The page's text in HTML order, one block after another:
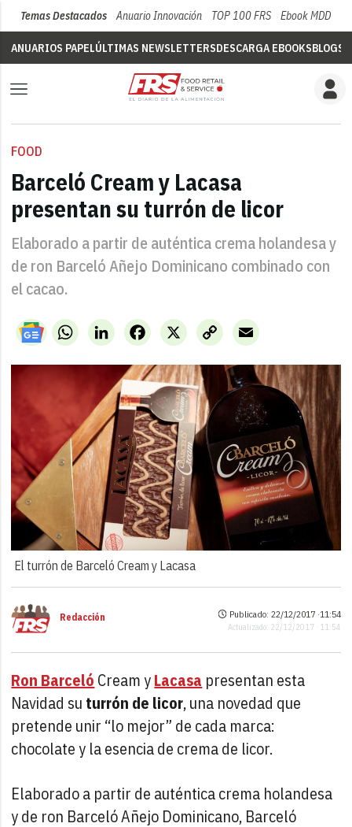
Temas Destacados Anuario Innovación TOP 100 FRS Ebook MDD
ANUARIOS PAPELÚLTIMAS NEWSLETTERSDESCARGA EBOOKSBLOGS
FOOD
Barceló Cream y Lacasa
presentan su turrón de licor
Elaborado a partir de auténtica crema holandesa y
de ron Barceló Añejo Dominicano combinado con
el cacao.
WhatsAppLinkedIn X
Facebook
Copy
Link
Email
El turrón de Barceló Cream y Lacasa
Redacción Publicado: 22/12/2017 ·11:54
Actualizado: 22/12/2017 · 11:54
Ron Barceló Cream yLacasa presentan esta
Navidad su turrón de licor, una novedad que
pretende unir “lo mejor” de cada marca:
chocolate y la esencia de crema de licor.
Elaborado a partir de auténtica crema holandesa
y de ron Barceló Añejo Dominicano, Barceló